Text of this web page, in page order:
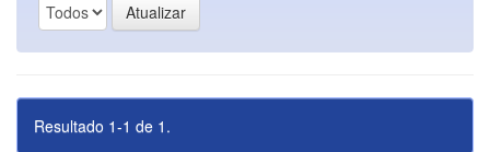
Resultado 1-1 de 1.